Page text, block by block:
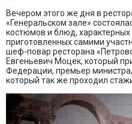
Вечером этого же дня в
«Генеральском зале»
костюмов и блюд,
приготовленных самими
шеф-повар ресторана
Евгеньевич Моцек, который
Федерации, премьер
который так же проходил